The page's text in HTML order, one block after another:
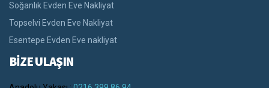
Soğanlık Evden Eve Nakliyat
Topselvi Evden Eve Nakliyat
Esentepe Evden Eve nakliyat
BİZE ULAŞIN